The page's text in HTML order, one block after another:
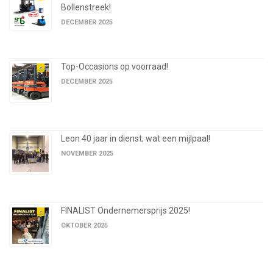
Bollenstreek!
DECEMBER 2025
Top-Occasions op voorraad!
DECEMBER 2025
Leon 40 jaar in dienst; wat een mijlpaal!
NOVEMBER 2025
FINALIST Ondernemersprijs 2025!
OKTOBER 2025